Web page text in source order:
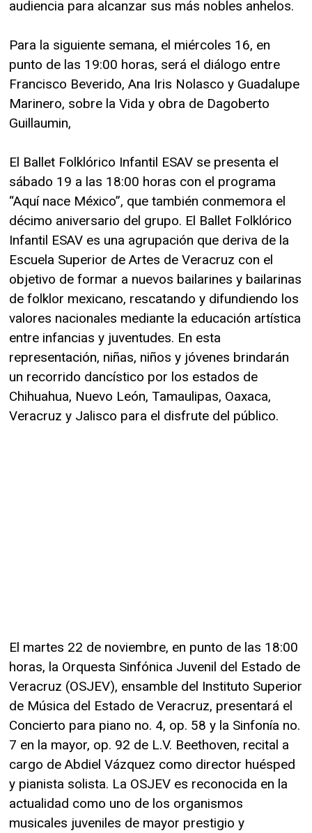
audiencia para alcanzar sus más nobles anhelos.
Para la siguiente semana, el miércoles 16, en
punto de las 19:00 horas, será el diálogo entre
Francisco Beverido, Ana Iris Nolasco y Guadalupe
Marinero, sobre la Vida y obra de Dagoberto
Guillaumin,
El Ballet Folklórico Infantil ESAV se presenta el
sábado 19 a las 18:00 horas con el programa
“Aquí nace México”, que también conmemora el
décimo aniversario del grupo. El Ballet Folklórico
Infantil ESAV es una agrupación que deriva de la
Escuela Superior de Artes de Veracruz con el
objetivo de formar a nuevos bailarines y bailarinas
de folklor mexicano, rescatando y difundiendo los
valores nacionales mediante la educación artística
entre infancias y juventudes. En esta
representación, niñas, niños y jóvenes brindarán
un recorrido dancístico por los estados de
Chihuahua, Nuevo León, Tamaulipas, Oaxaca,
Veracruz y Jalisco para el disfrute del público.
El martes 22 de noviembre, en punto de las 18:00
horas, la Orquesta Sinfónica Juvenil del Estado de
Veracruz (OSJEV), ensamble del Instituto Superior
de Música del Estado de Veracruz, presentará el
Concierto para piano no. 4, op. 58 y la Sinfonía no.
7 en la mayor, op. 92 de L.V. Beethoven, recital a
cargo de Abdiel Vázquez como director huésped
y pianista solista. La OSJEV es reconocida en la
actualidad como uno de los organismos
musicales juveniles de mayor prestigio y